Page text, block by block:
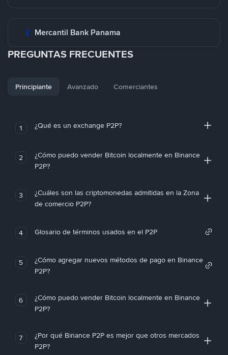
Mercantil Bank Panama
PREGUNTAS FRECUENTES
Principiante Avanzado Comerciantes
1 ¿Qué es un exchange P2P?
2
¿Cómo puedo vender Bitcoin localmente en Binance
P2P?
3
¿Cuáles son las criptomonedas admitidas en la Zona
de comercio P2P?
4 Glosario de términos usados en el P2P
5
¿Cómo agregar nuevos métodos de pago en Binance
P2P?
6
¿Cómo puedo vender Bitcoin localmente en Binance
P2P?
7
¿Por qué Binance P2P es mejor que otros mercados
P2P?